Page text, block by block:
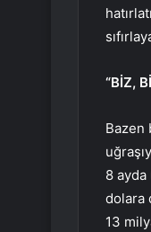
“BİZ,
Bazen
8
dolara
13